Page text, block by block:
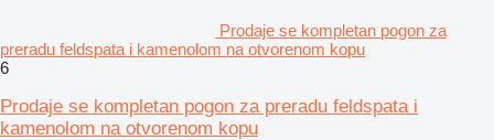
Prodaje se kompletan pogon za
preradu feldspata i kamenolom na otvorenom kopu
6
Prodaje se kompletan pogon za preradu feldspata i
kamenolom na otvorenom kopu